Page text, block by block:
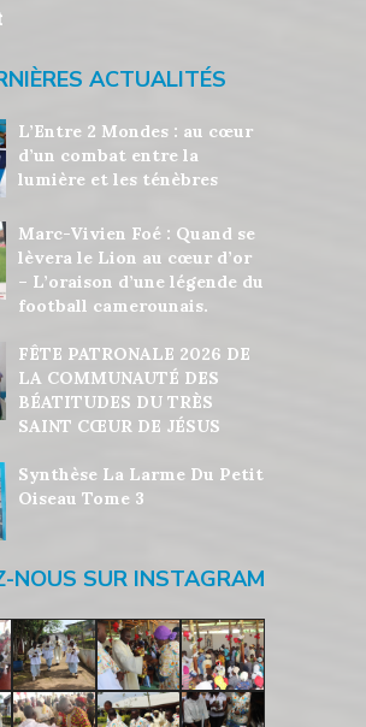
ACTUALITÉS
L’Entre 2 Mondes : au cœur
d’un combat entre la
lumière et les ténèbres
Marc-Vivien Foé : Quand se
lèvera le Lion au cœur d’or
– L’oraison d’une légende du
football camerounais.
FÊTE PATRONALE 2026 DE
LA COMMUNAUTÉ DES
BÉATITUDES DU TRÈS
SAINT CŒUR DE JÉSUS
Synthèse La Larme Du Petit
Oiseau Tome 3
NOUS SUR INSTAGRAM